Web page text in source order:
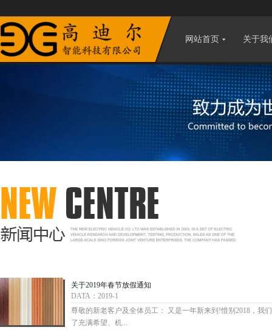
网站首页 关于我
关于2019年春节放假通知
DATA：2019-1
尊敬的新老客户及全体员工： 又是一年新来到!惜别2018，我
了充满希望、机...